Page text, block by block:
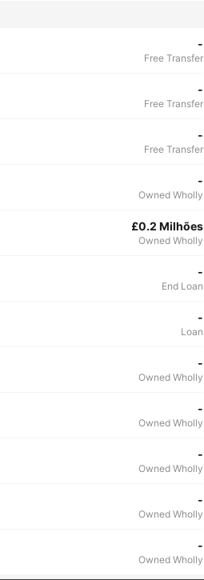
-
Free Transfer
-
Free Transfer
-
Free Transfer
-
Owned Wholly
£0.2 Milhões
Owned Wholly
-
End Loan
-
Loan
-
Owned Wholly
-
Owned Wholly
-
Owned Wholly
-
Owned Wholly
-
Owned Wholly